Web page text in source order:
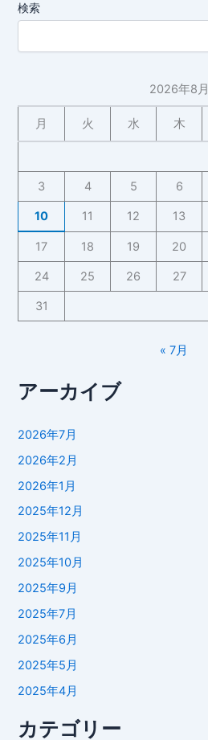
検索
2026年8月
月 火 水 木
3 4 5 6
10 11 12 13
17 18 19 20
24 25 26 27
31
« 7月
アーカイブ
2026年7月
2026年2月
2026年1月
2025年12月
2025年11月
2025年10月
2025年9月
2025年7月
2025年6月
2025年5月
2025年4月
カテゴリー